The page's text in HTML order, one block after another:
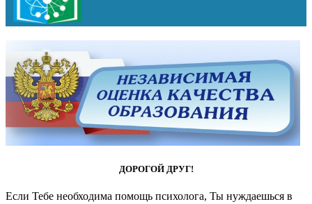
ДОРОГОЙ ДРУГ!
Если Тебе необходима помощь психолога, Ты нуждаешься в